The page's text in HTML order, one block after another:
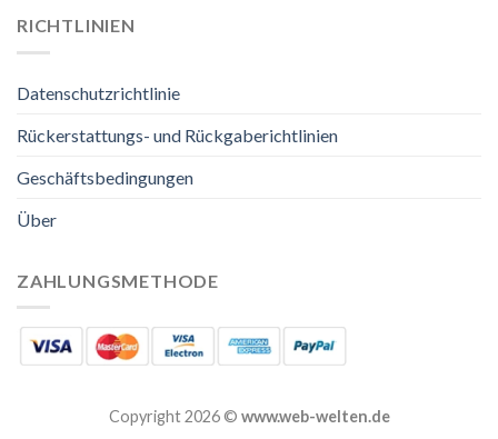
RICHTLINIEN
Datenschutzrichtlinie
Rückerstattungs- und Rückgaberichtlinien
Geschäftsbedingungen
Über
ZAHLUNGSMETHODE
Copyright 2026 © www.web-welten.de